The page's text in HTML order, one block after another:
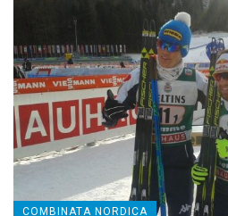
COMBINATA NORDICA